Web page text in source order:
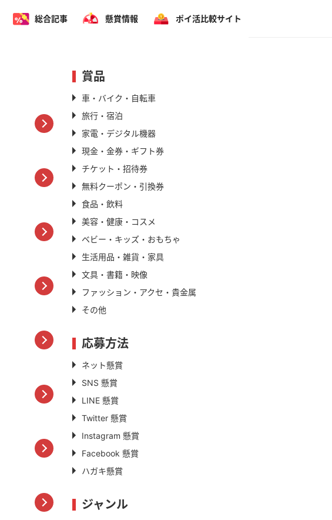
総合記事 懸賞情報 ポイ活比較サイト
賞品
車・バイク・自転車
旅行・宿泊
家電・デジタル機器
現金・金券・ギフト券
チケット・招待券
無料クーポン・引換券
食品・飲料
美容・健康・コスメ
ベビー・キッズ・おもちゃ
生活用品・雑貨・家具
文具・書籍・映像
ファッション・アクセ・貴金属
その他
応募方法
ネット懸賞
SNS 懸賞
LINE 懸賞
Twitter 懸賞
Instagram 懸賞
Facebook 懸賞
ハガキ懸賞
ジャンル